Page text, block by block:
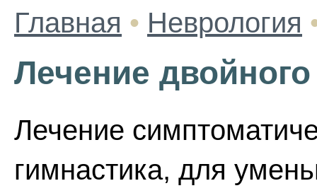
Главная • Неврология
Лечение двойного
Лечение
гимнастика, для